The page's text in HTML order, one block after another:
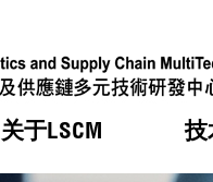
关于LSCM
机构简
技
服务
合作计
活动
会籍及